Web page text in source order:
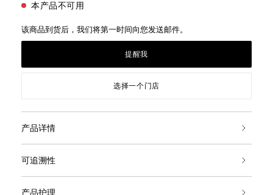
本产品不可用
该商品到货后，我们将第一时间向您发送邮件。
提醒我
选择一个门店
产品详情
可追溯性
产品护理